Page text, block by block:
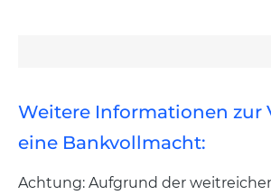
Weitere Informationen zur
eine Bankvollmacht:
Achtung: Aufgrund der